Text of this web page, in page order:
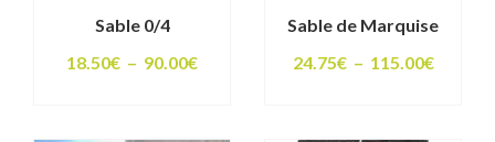
Sable 0/4
18.50€ – 90.00€Plage
Sable de Marquise
24.75€ – 115.00€Plage